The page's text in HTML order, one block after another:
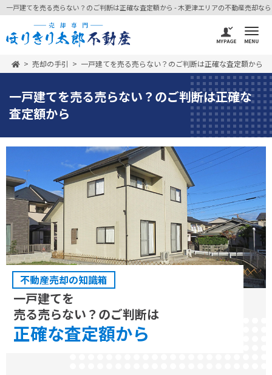
一戸建てを売る売らない？のご判断は正確な査定額から - 木更津エリアの不動産売却な
売却の手引 一戸建てを売る売らない？のご判断は正確な査定額から
一戸建てを売る売らない？のご判断は正確な
査定額から
不動産売却の知識箱
一戸建てを
売る売らない？のご判断は
正確な査定額から